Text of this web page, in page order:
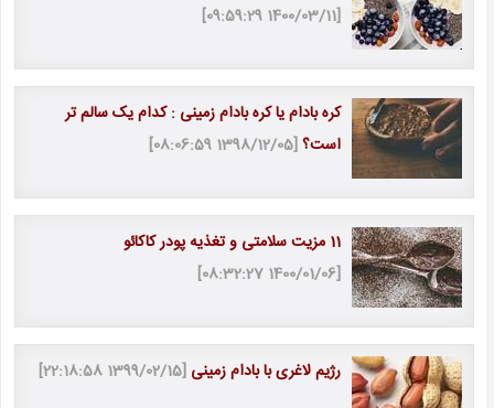
[1400/03/11 09:59:29]
کره بادام یا کره بادام زمینی : کدام یک سالم تر
است؟[1398/12/05 08:06:59]
11 مزیت سلامتی و تغذیه پودر کاکائو
[1400/01/06 08:32:27]
رژیم لاغری با بادام زمینی [1399/02/15 22:18:58]